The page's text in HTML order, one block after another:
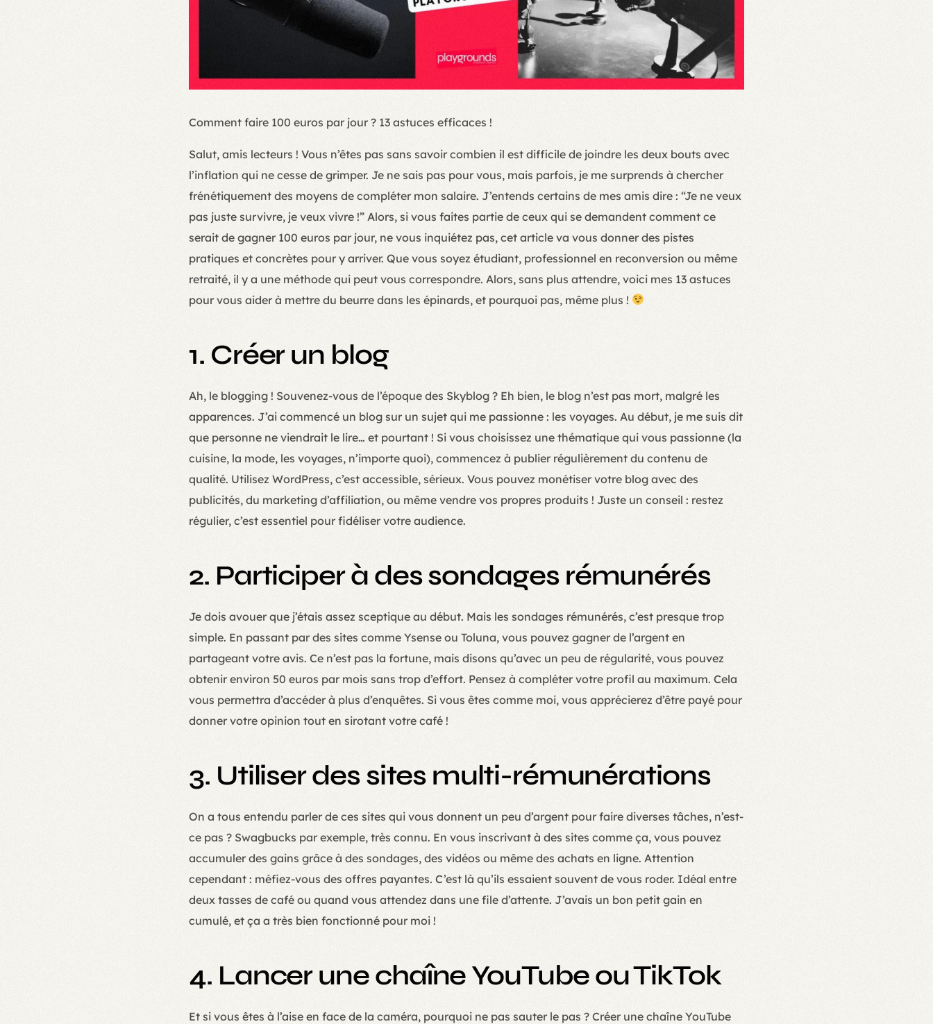
Comment faire 100 euros par jour ? 13 astuces efficaces !
Salut, amis lecteurs ! Vous n’êtes pas sans savoir combien il est difficile de joindre les deux bouts avec
l’inflation qui ne cesse de grimper. Je ne sais pas pour vous, mais parfois, je me surprends à chercher
frénétiquement des moyens de compléter mon salaire. J’entends certains de mes amis dire : “Je ne veux
pas juste survivre, je veux vivre !” Alors, si vous faites partie de ceux qui se demandent comment ce
serait de gagner 100 euros par jour, ne vous inquiétez pas, cet article va vous donner des pistes
pratiques et concrètes pour y arriver. Que vous soyez étudiant, professionnel en reconversion ou même
retraité, il y a une méthode qui peut vous correspondre. Alors, sans plus attendre, voici mes 13 astuces
pour vous aider à mettre du beurre dans les épinards, et pourquoi pas, même plus !
1. Créer un blog
Ah, le blogging ! Souvenez-vous de l’époque des Skyblog ? Eh bien, le blog n’est pas mort, malgré les
apparences. J’ai commencé un blog sur un sujet qui me passionne : les voyages. Au début, je me suis dit
que personne ne viendrait le lire… et pourtant ! Si vous choisissez une thématique qui vous passionne (la
cuisine, la mode, les voyages, n’importe quoi), commencez à publier régulièrement du contenu de
qualité. Utilisez WordPress, c’est accessible, sérieux. Vous pouvez monétiser votre blog avec des
publicités, du marketing d’affiliation, ou même vendre vos propres produits ! Juste un conseil : restez
régulier, c’est essentiel pour fidéliser votre audience.
2. Participer à des sondages rémunérés
Je dois avouer que j’étais assez sceptique au début. Mais les sondages rémunérés, c’est presque trop
simple. En passant par des sites comme Ysense ou Toluna, vous pouvez gagner de l’argent en
partageant votre avis. Ce n’est pas la fortune, mais disons qu’avec un peu de régularité, vous pouvez
obtenir environ 50 euros par mois sans trop d’effort. Pensez à compléter votre profil au maximum. Cela
vous permettra d’accéder à plus d’enquêtes. Si vous êtes comme moi, vous apprécierez d’être payé pour
donner votre opinion tout en sirotant votre café !
3. Utiliser des sites multi-rémunérations
On a tous entendu parler de ces sites qui vous donnent un peu d’argent pour faire diverses tâches, n’est-
ce pas ? Swagbucks par exemple, très connu. En vous inscrivant à des sites comme ça, vous pouvez
accumuler des gains grâce à des sondages, des vidéos ou même des achats en ligne. Attention
cependant : méfiez-vous des offres payantes. C’est là qu’ils essaient souvent de vous roder. Idéal entre
deux tasses de café ou quand vous attendez dans une file d’attente. J’avais un bon petit gain en
cumulé, et ça a très bien fonctionné pour moi !
4. Lancer une chaîne YouTube ou TikTok
Et si vous êtes à l’aise en face de la caméra, pourquoi ne pas sauter le pas ? Créer une chaîne YouTube